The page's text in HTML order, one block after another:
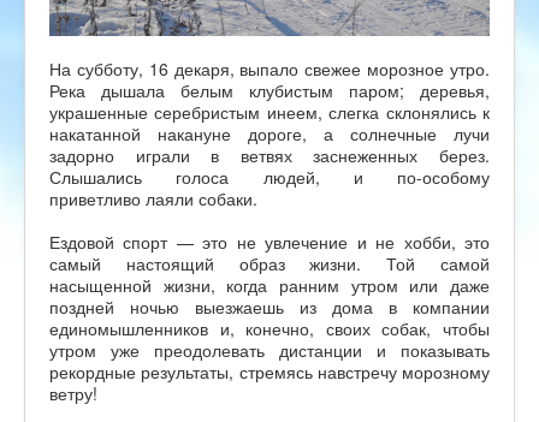
На субботу, 16 декаря, выпало свежее морозное утро.
Река дышала белым клубистым паром; деревья,
украшенные серебристым инеем, слегка склонялись к
накатанной накануне дороге, а солнечные лучи
задорно играли в ветвях заснеженных берез.
Слышались голоса людей, и по-особому
приветливо лаяли собаки.
Ездовой спорт — это не увлечение и не хобби, это
самый настоящий образ жизни. Той самой
насыщенной жизни, когда ранним утром или даже
поздней ночью выезжаешь из дома в компании
единомышленников и, конечно, своих собак, чтобы
утром уже преодолевать дистанции и показывать
рекордные результаты, стремясь навстречу морозному
ветру!